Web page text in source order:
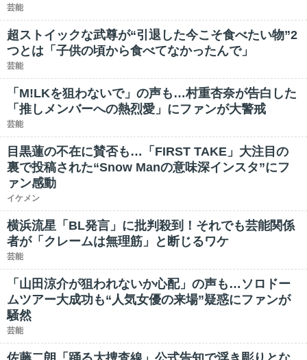
芸能
超ストイックな武尊が“引退した今こそ食べたい物”2
つとは「子供の頃から食べてなかったんで」
芸能
「M!LKを狙わないで」の声も…村重杏奈が告白した
「推しメンバーへの熱烈愛」にファンが大警戒
芸能
目黒蓮の不在に賛否も…「FIRST TAKE」大注目の
裏で投稿された“Snow Manの意味深インスタ”にフ
ァン感動
イケメン
横浜流星「BL発言」に批判殺到！それでも芸能関係
者が「クレームは無理筋」と断じるワケ
芸能
「山田涼介が狙われないか心配」の声も…ソロドー
ムツアー大成功も“人気女優の来場”疑惑にファンが
騒然
芸能